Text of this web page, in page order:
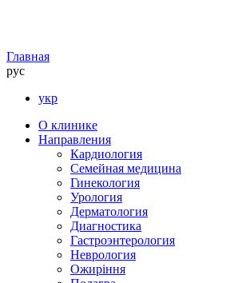
Главная
рус
укр
О клинике
Направления
Кардиология
Семейная медицина
Гинекология
Урология
Дерматология
Диагностика
Гастроэнтерология
Неврология
Ожиріння